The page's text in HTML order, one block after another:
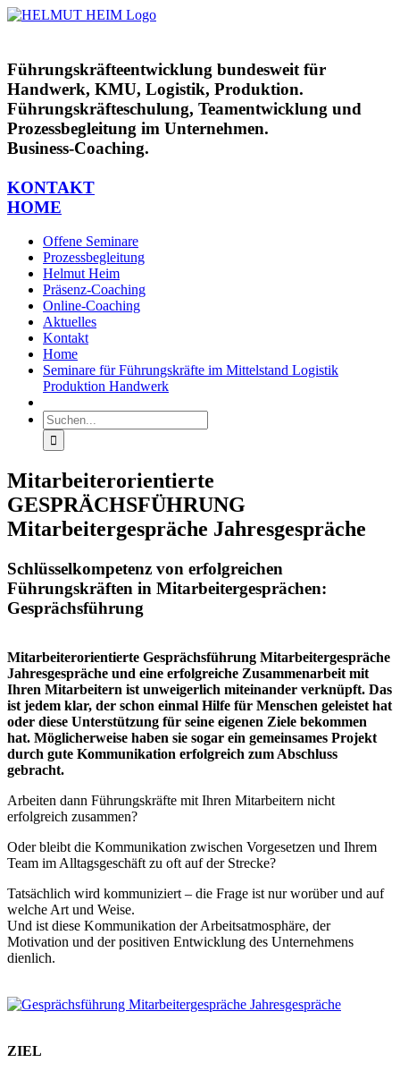
Zum
Führungskräfteentwicklung bundesweit für
Handwerk, KMU, Logistik, Produktion.
Führungskräfteschulung, Teamentwicklung und
Prozessbegleitung im Unternehmen.
Business-Coaching.
KONTAKT
HOME
Offene Seminare
Prozessbegleitung
Helmut Heim
Präsenz-Coaching
Online-Coaching
Aktuelles
Kontakt
Home
Seminare für Führungskräfte im Mittelstand Logistik
Produktion Handwerk
Suche
nach:
Mitarbeiterorientierte
GESPRÄCHSFÜHRUNG
Mitarbeitergespräche Jahresgespräche
Schlüsselkompetenz von erfolgreichen
Führungskräften in Mitarbeitergesprächen:
Gesprächsführung
Mitarbeiterorientierte Gesprächsführung Mitarbeitergespräche
Jahresgespräche und eine erfolgreiche Zusammenarbeit mit
Ihren Mitarbeitern ist unweigerlich miteinander verknüpft. Das
ist jedem klar, der schon einmal Hilfe für Menschen geleistet hat
oder diese Unterstützung für seine eigenen Ziele bekommen
hat. Möglicherweise haben sie sogar ein gemeinsames Projekt
durch gute Kommunikation erfolgreich zum Abschluss
gebracht.
Arbeiten dann Führungskräfte mit Ihren Mitarbeitern nicht
erfolgreich zusammen?
Oder bleibt die Kommunikation zwischen Vorgesetzen und Ihrem
Team im Alltagsgeschäft zu oft auf der Strecke?
Tatsächlich wird kommuniziert – die Frage ist nur worüber und auf
welche Art und Weise.
Und ist diese Kommunikation der Arbeitsatmosphäre, der
Motivation und der positiven Entwicklung des Unternehmens
dienlich.
ZIEL